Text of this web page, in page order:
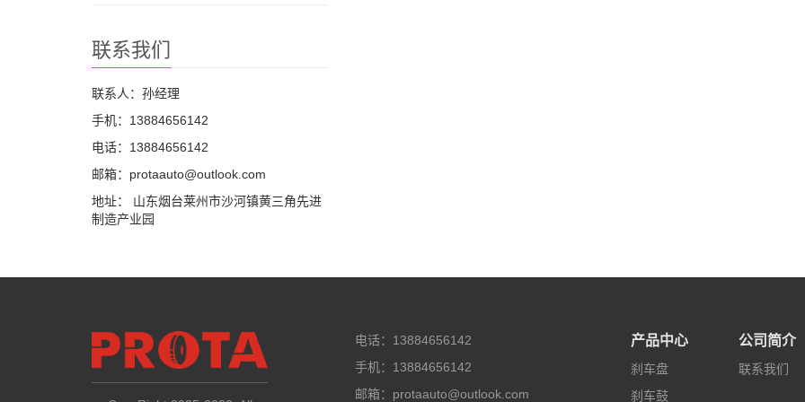
联系我们
联系人：孙经理
手机：13884656142
电话：13884656142
邮箱：protaauto@outlook.com
地址： 山东烟台莱州市沙河镇黄三角先进
制造产业园
电话：13884656142
手机：13884656142
邮箱：protaauto@outlook.com
产品中心
刹车盘
刹车鼓
公司简介
联系我们